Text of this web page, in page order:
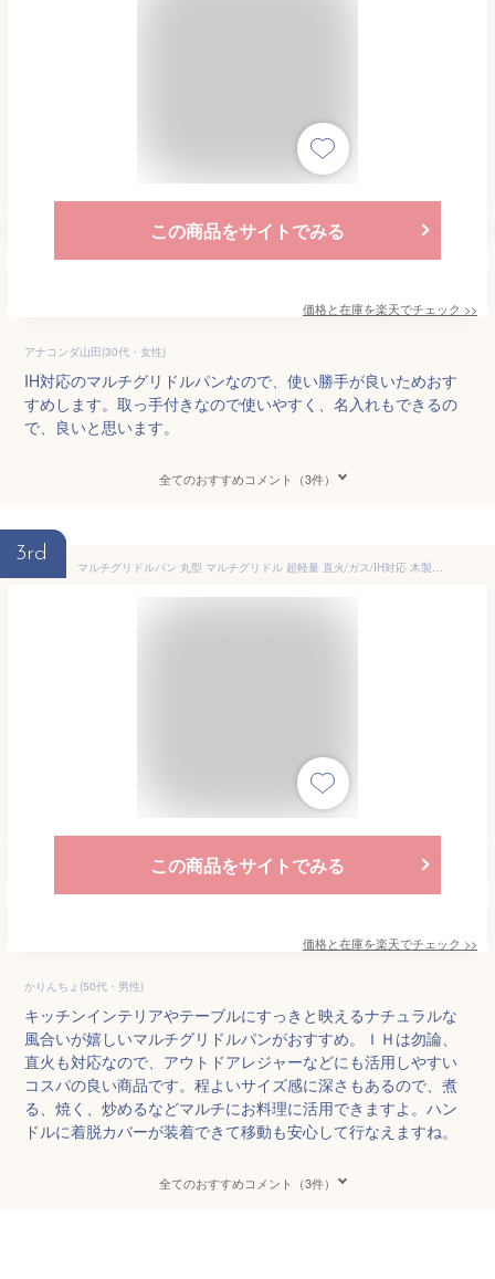
この商品をサイトでみる
価格と在庫を楽天でチェック >>
アナコンダ山田(30代・女性)
IH対応のマルチグリドルパンなので、使い勝手が良いためおす
すめします。取っ手付きなので使いやすく、名入れもできるの
で、良いと思います。
全てのおすすめコメント（3件）
3rd
マルチグリドルパン 丸型 マルチグリドル 超軽量 直火/ガス/IH対応 木製グリップ グリルパン ラウンドグリドル グリルプレート アルミ合金 バーベキュー フライパン 焼く 揚げる アウトドア キャンプ キャンプ飯 収納袋付
この商品をサイトでみる
価格と在庫を楽天でチェック >>
かりんちょ(50代・男性)
キッチンインテリアやテーブルにすっきと映えるナチュラルな
風合いが嬉しいマルチグリドルパンがおすすめ。ＩＨは勿論、
直火も対応なので、アウトドアレジャーなどにも活用しやすい
コスパの良い商品です。程よいサイズ感に深さもあるので、煮
る、焼く、炒めるなどマルチにお料理に活用できますよ。ハン
ドルに着脱カバーが装着できて移動も安心して行なえますね。
全てのおすすめコメント（3件）